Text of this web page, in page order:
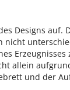
Designs auf.
nicht
Erzeugnisses
allein
und der